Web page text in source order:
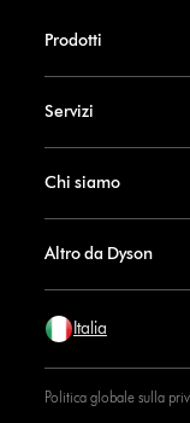
Prodotti
Servizi
Chi siamo
Altro da Dyson
Italia
Politica globale sulla